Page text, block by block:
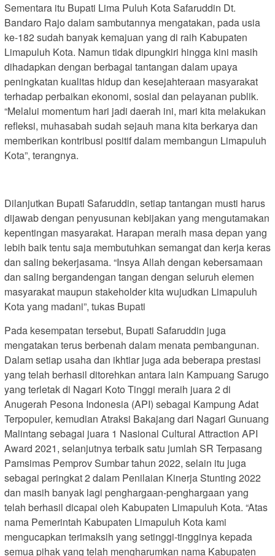
Sementara itu Bupati Lima Puluh Kota Safaruddin Dt.
Bandaro Rajo dalam sambutannya mengatakan, pada usia
ke-182 sudah banyak kemajuan yang di raih Kabupaten
Limapuluh Kota. Namun tidak dipungkiri hingga kini masih
dihadapkan dengan berbagai tantangan dalam upaya
peningkatan kualitas hidup dan kesejahteraan masyarakat
terhadap perbaikan ekonomi, sosial dan pelayanan publik.
“Melalui momentum hari jadi daerah ini, mari kita melakukan
refleksi, muhasabah sudah sejauh mana kita berkarya dan
memberikan kontribusi positif dalam membangun Limapuluh
Kota”, terangnya.
Dilanjutkan Bupati Safaruddin, setiap tantangan musti harus
dijawab dengan penyusunan kebijakan yang mengutamakan
kepentingan masyarakat. Harapan meraih masa depan yang
lebih baik tentu saja membutuhkan semangat dan kerja keras
dan saling bekerjasama. “Insya Allah dengan kebersamaan
dan saling bergandengan tangan dengan seluruh elemen
masyarakat maupun stakeholder kita wujudkan Limapuluh
Kota yang madani”, tukas Bupati
Pada kesempatan tersebut, Bupati Safaruddin juga
mengatakan terus berbenah dalam menata pembangunan.
Dalam setiap usaha dan ikhtiar juga ada beberapa prestasi
yang telah berhasil ditorehkan antara lain Kampuang Sarugo
yang terletak di Nagari Koto Tinggi meraih juara 2 di
Anugerah Pesona Indonesia (API) sebagai Kampung Adat
Terpopuler, kemudian Atraksi Bakajang dari Nagari Gunuang
Malintang sebagai juara 1 Nasional Cultural Attraction API
Award 2021, selanjutnya terbaik satu jumlah SR Terpasang
Pamsimas Pemprov Sumbar tahun 2022, selain itu juga
sebagai peringkat 2 dalam Penilaian Kinerja Stunting 2022
dan masih banyak lagi penghargaan-penghargaan yang
telah berhasil dicapai oleh Kabupaten Limapuluh Kota. “Atas
nama Pemerintah Kabupaten Limapuluh Kota kami
mengucapkan terimaksih yang setinggi-tingginya kepada
semua pihak yang telah mengharumkan nama Kabupaten